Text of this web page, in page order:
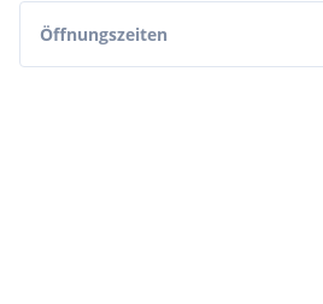
Öffnungszeiten